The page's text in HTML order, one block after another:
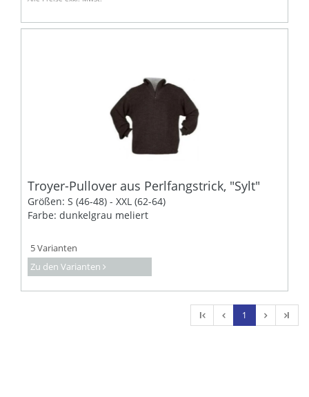
Troyer-Pullover aus Perlfangstrick, "Sylt"
Größen: S (46-48) - XXL (62-64)
Farbe: dunkelgrau meliert
5 Varianten
Zu den Varianten
l 1 l